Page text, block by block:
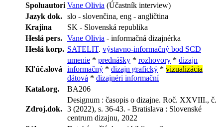
Spoluautori Vane Olivia (Účastník interview)
Jazyk dok. slo - slovenčina, eng - angličtina
Krajina
SK - Slovenská republika
Heslá pers. Vane Olivia - informačná dizajnérka
Heslá korp. SATELIT. výstavno-informačný bod SCD
Kľúč.slová
umenie * prednášky * rozhovory * dizajn
informačný * dizajn grafický * vizualizácia
dátová * dizajnéri informační
Katal.org.
BA206
Zdroj.dok.
Designum : časopis o dizajne. Roč. XXVIII., č.
3 (2022), s. 36-43. - Bratislava : Slovenské
centrum dizajnu, 2022